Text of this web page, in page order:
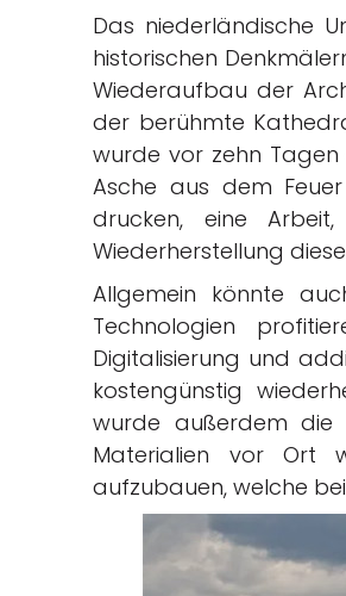
Das niederländische
historischen
Wiederaufbau der
der berühmte
wurde vor zehn
Asche aus dem
drucken, eine
Wiederherstellung
Allgemein könnte
Technologien
Digitalisierung und
kostengünstig
wurde außerdem die
Materialien vor Ort
aufzubauen, welche